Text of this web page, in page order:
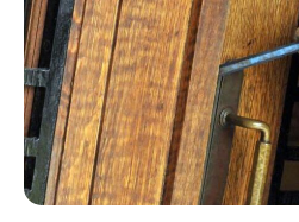
casa-800x600.jpg